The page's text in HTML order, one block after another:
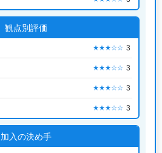
観点別評価
★★★☆☆ 3
★★★☆☆ 3
★★★☆☆ 3
★★★☆☆ 3
加入の決め手